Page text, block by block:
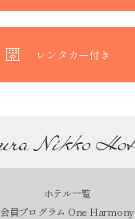
レンタカー付き
ホテル一覧
会員プログラム One Harmony